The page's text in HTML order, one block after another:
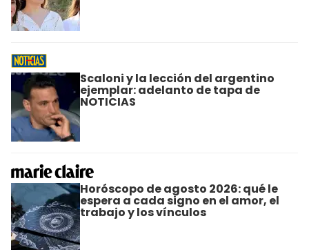
Scaloni y la lección del argentino
ejemplar: adelanto de tapa de
NOTICIAS
Horóscopo de agosto 2026: qué le
espera a cada signo en el amor, el
trabajo y los vínculos